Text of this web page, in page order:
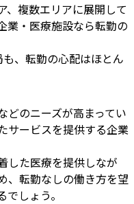
、複数エリアに展開して
業・医療施設なら転勤の
、転勤の心配はほとん
どのニーズが高まってい
サービスを提供する企業
した医療を提供しなが
、転勤なしの働き方を望
しょう。